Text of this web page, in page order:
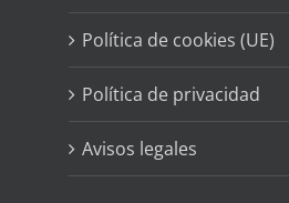
Política de cookies (UE)
Política de privacidad
Avisos legales